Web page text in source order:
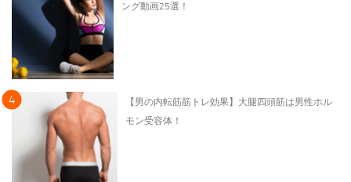
ング動画25選！
【男の内転筋筋トレ効果】大腿四頭筋は男性ホル
モン受容体！